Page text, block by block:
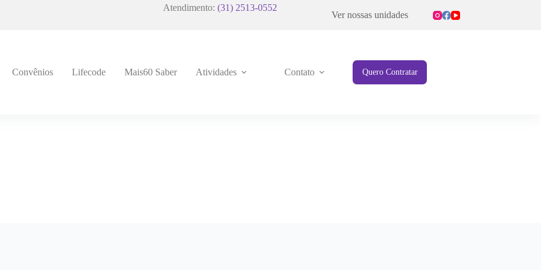
Atendimento: (31) 2513-0552
Ver nossas unidades
Convênios Lifecode Mais60 Saber Atividades Contato Quero Contratar